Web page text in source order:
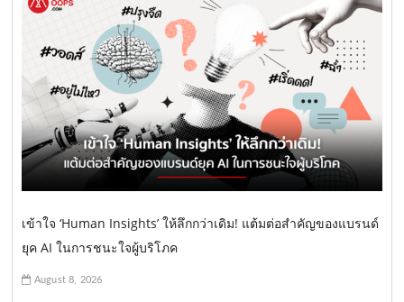
เข้าใจ ‘Human Insights’ ให้ลึกกว่าเดิม! แต้มต่อสำคัญของแบรนด์
ยุค AI ในการชนะใจผู้บริโภค
August 8, 2026